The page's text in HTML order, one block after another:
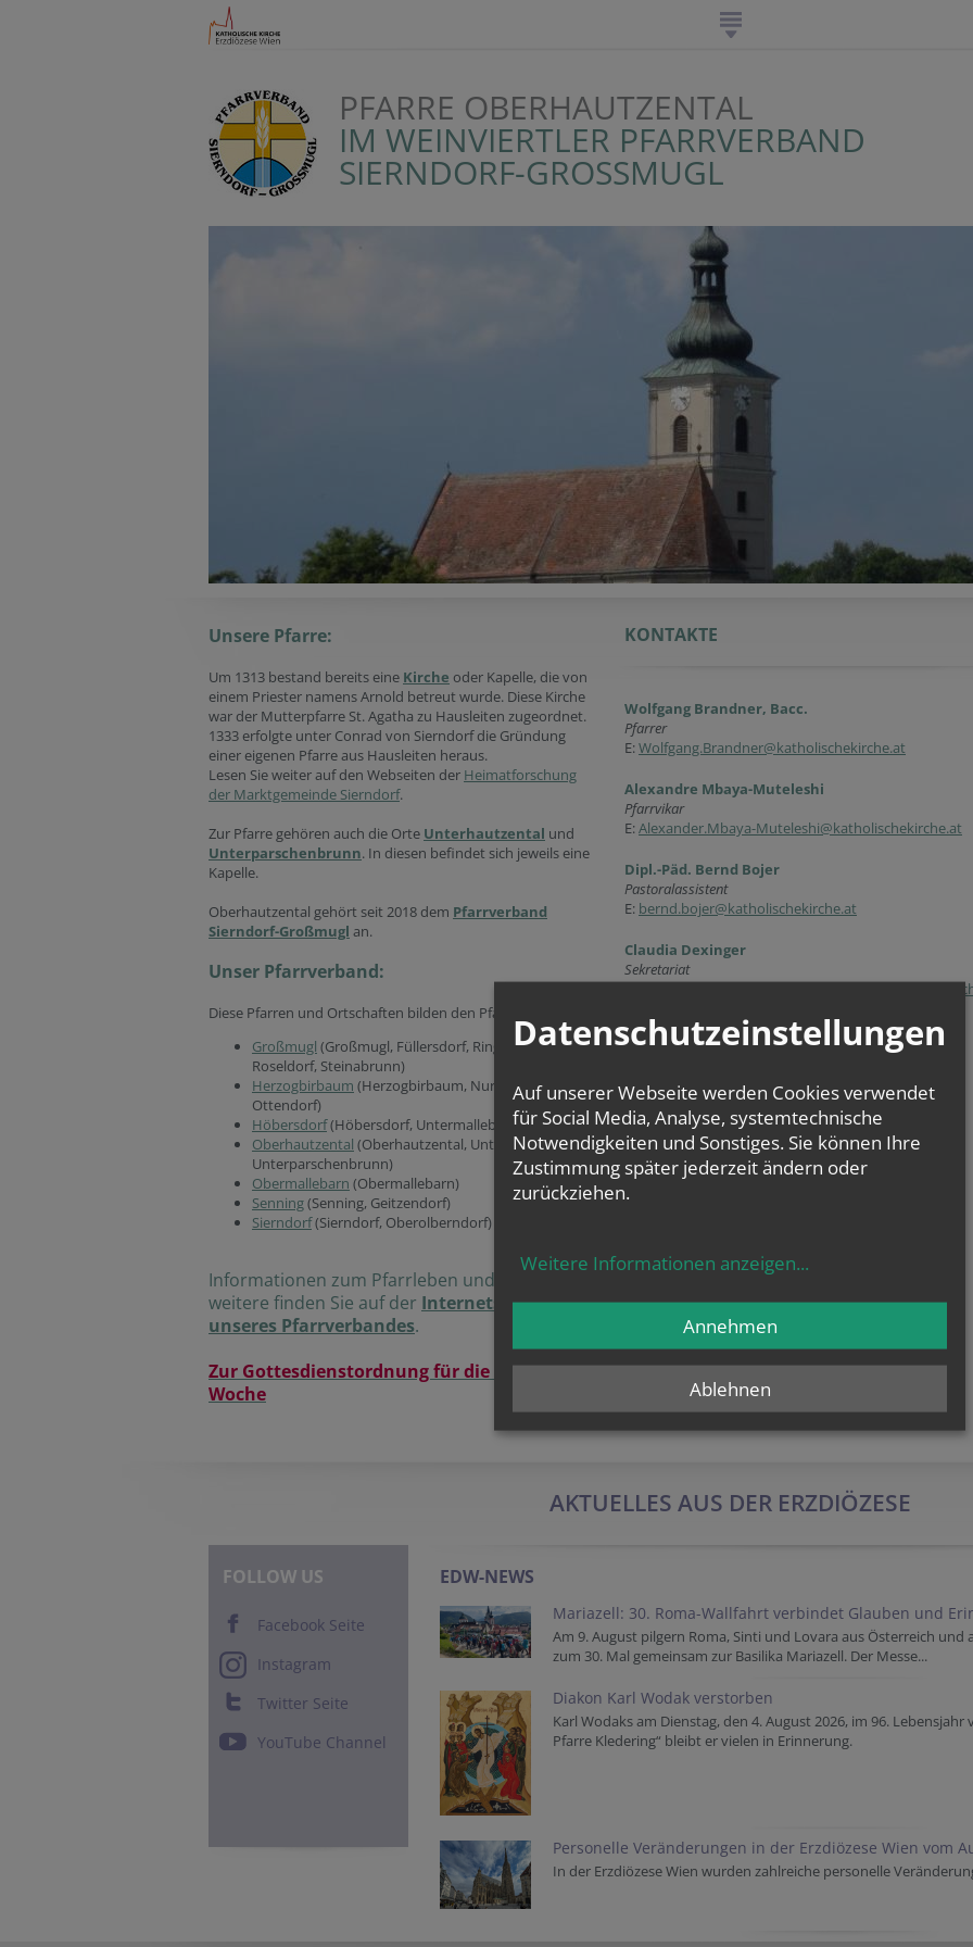
PFARRE OBERHAUTZENTAL
IM WEINVIERTLER PFARRVERBAND
SIERNDORF-GROSSMUGL
Unsere Pfarre:
Um 1313 bestand bereits eine Kirche oder Kapelle, die von
einem Priester namens Arnold betreut wurde. Diese Kirche
war der Mutterpfarre St. Agatha zu Hausleiten zugeordnet.
1333 erfolgte unter Conrad von Sierndorf die Gründung
einer eigenen Pfarre aus Hausleiten heraus.
Lesen Sie weiter auf den Webseiten der Heimatforschung
der Marktgemeinde Sierndorf.
Zur Pfarre gehören auch die Orte Unterhautzental und
Unterparschenbrunn. In diesen befindet sich jeweils eine
Kapelle.
Oberhautzental gehört seit 2018 dem Pfarrverband
Sierndorf-Großmugl an.
Unser Pfarrverband:
Diese Pfarren und Ortschaften bilden den Pfarrverband:
Großmugl (Großmugl, Füllersdorf, Ringendorf,
Roseldorf, Steinabrunn)
Herzogbirbaum (Herzogbirbaum, Nursch,
Ottendorf)
Höbersdorf(Höbersdorf, Untermallebarn)
Oberhautzental (Oberhautzental, Unterhautzental,
Unterparschenbrunn)
Obermallebarn (Obermallebarn)
Senning(Senning, Geitzendorf)
Sierndorf(Sierndorf, Oberolberndorf)
Informationen zum Pfarrleben und alles
weitere finden Sie auf der Internetseite
unseres Pfarrverbandes.
Zur Gottesdienstordnung für die aktuelle
Woche
KONTAKTE
Wolfgang Brandner, Bacc.
Pfarrer
E:Wolfgang.Brandner@katholischekirche.at
Alexandre Mbaya-Muteleshi
Pfarrvikar
E:Alexander.Mbaya-Muteleshi@katholischekirche.at
Dipl.-Päd. Bernd Bojer
Pastoralassistent
E: bernd.bojer@katholischekirche.at
Claudia Dexinger
Sekretariat
E:pfarrverband.sierndorf-
Unser Pfarrbüro ist für Sie da!
AKTUELLES AUS DER ERZDIÖZESE
FOLLOW US
Facebook Seite
Instagram
Twitter Seite
YouTube Channel
EDW-NEWS
Mariazell: 30. Roma-Wallfahrt verbindet Glauben und
Am 9. August pilgern Roma, Sinti und Lovara aus Österreich
zum 30. Mal gemeinsam zur Basilika Mariazell. Der Messe...
Diakon Karl Wodak verstorben
Karl Wodaks am Dienstag, den 4. August 2026, im 96.
Pfarre Kledering“ bleibt er vielen in Erinnerung.
Personelle Veränderungen in der Erzdiözese Wien vom
In der Erzdiözese Wien wurden zahlreiche personelle
Datenschutzeinstellungen
Auf unserer Webseite werden Cookies verwendet
für Social Media, Analyse, systemtechnische
Notwendigkeiten und Sonstiges. Sie können Ihre
Zustimmung später jederzeit ändern oder
zurückziehen.
Weitere Informationen anzeigen...
Ablehnen
Annehmen